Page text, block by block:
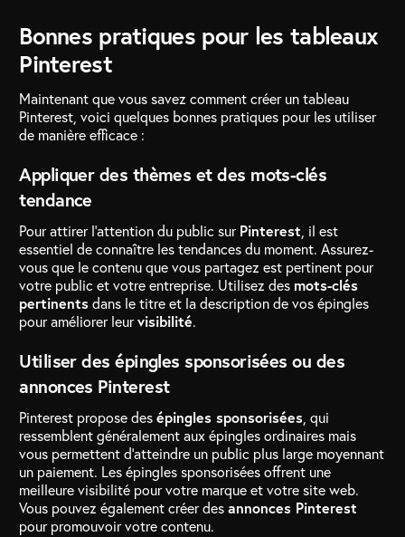
Bonnes pratiques pour les tableaux
Pinterest
Maintenant que vous savez comment créer un tableau
Pinterest, voici quelques bonnes pratiques pour les utiliser
de manière efficace :
Appliquer des thèmes et des mots-clés
tendance
Pour attirer l’attention du public surPinterest , il est
essentiel de connaître les tendances du moment. Assurez-
vous que le contenu que vous partagez est pertinent pour
votre public et votre entreprise. Utilisez des mots-clés
pertinentsdans le titre et la description de vos épingles
pour améliorer leurvisibilité.
Utiliser des épingles sponsorisées ou des
annonces Pinterest
Pinterest propose desépingles sponsorisées , qui
ressemblent généralement aux épingles ordinaires mais
vous permettent d’atteindre un public plus large moyennant
un paiement. Les épingles sponsorisées offrent une
meilleure visibilité pour votre marque et votre site web.
Vous pouvez également créer desannonces Pinterest
pour promouvoir votre contenu.